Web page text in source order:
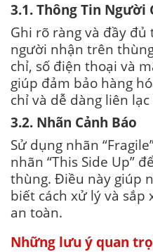
3.1. Thông Tin
Ghi rõ ràng và đầy
người nhận trên
chỉ, số điện thoại và
giúp đảm bảo hàng
chỉ và dễ dàng liên
3.2. Nhãn Cảnh Báo
Sử dụng nhãn
nhãn “This Side Up”
thùng. Điều này giúp
biết cách xử lý và sắp
an toàn.
Những lưu ý quan